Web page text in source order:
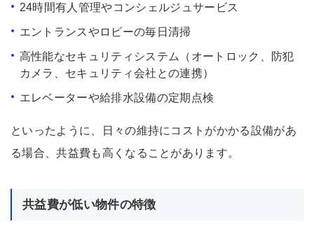
24時間有人管理やコンシェルジュサービス
エントランスやロビーの毎日清掃
高性能なセキュリティシステム（オートロック、防犯
カメラ、セキュリティ会社との連携）
エレベーターや給排水設備の定期点検
といったように、日々の維持にコストがかかる設備があ
る場合、共益費も高くなることがあります。
共益費が低い物件の特徴